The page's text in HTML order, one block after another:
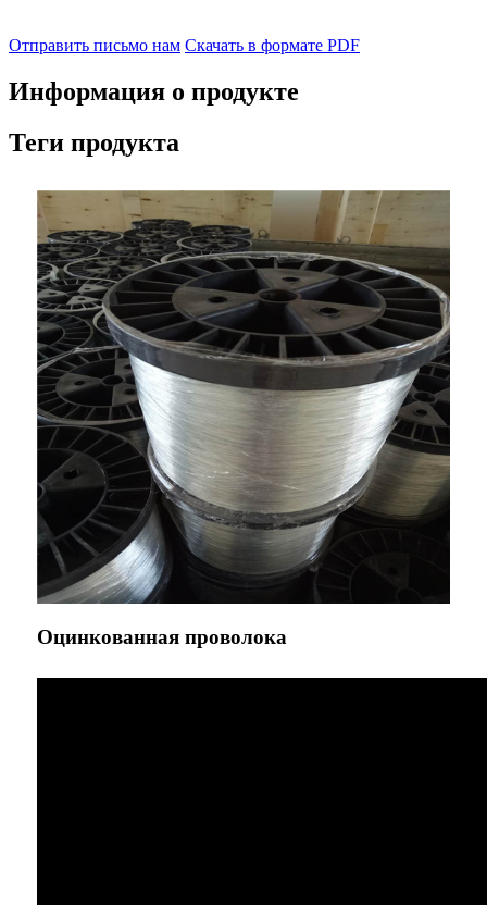
Отправить письмо нам Скачать в формате PDF
Информация о продукте
Теги продукта
Оцинкованная проволока